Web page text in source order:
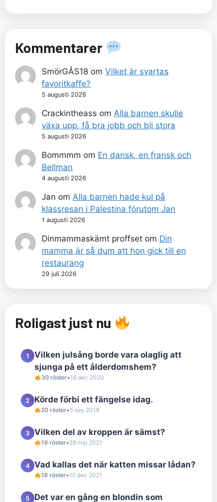
Kommentarer
SmörGÅS18 omVilket är svartas
favoritkaffe?
5 augusti 2026
Crackintheass om Alla barnen skulle
växa upp, få bra jobb och bli stora
5 augusti 2026
Bommmm om En dansk, en fransk och
Bellman
4 augusti 2026
Jan om Alla barnen hade kul på
klassresan i Palestina förutom Jan
1 augusti 2026
Dinmammaskämt proffset om Din
mamma är så dum att hon gick till en
restaurang
29 juli 2026
Roligast just nu
1
Vilken julsång borde vara olaglig att
sjunga på ett ålderdomshem?
30 röster•18 dec 2020
2 Körde förbi ett fängelse idag.
20 röster•5 sep 2018
3 Vilken del av kroppen är sämst?
19 röster•28 maj 2021
4 Vad kallas det när katten missar lådan?
18 röster•15 dec 2021
5 Det var en gång en blondin som